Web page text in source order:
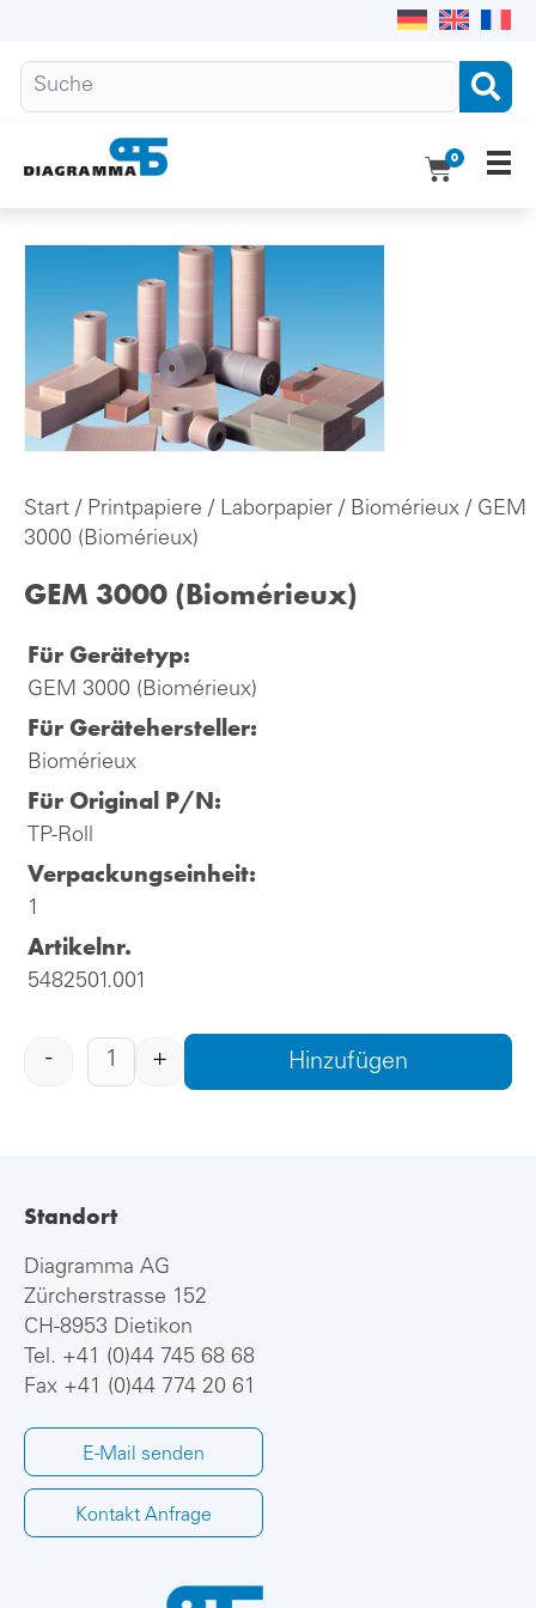
0
Start / Printpapiere / Laborpapier / Biomérieux / GEM
3000 (Biomérieux)
GEM 3000 (Biomérieux)
Für Gerätetyp:
GEM 3000 (Biomérieux)
Für Gerätehersteller:
Biomérieux
Für Original P/N:
TP-Roll
Verpackungseinheit:
1
Artikelnr.
5482501.001
- + Hinzufügen
Standort
Diagramma AG
Zürcherstrasse 152
CH-8953 Dietikon
Tel. +41 (0)44 745 68 68
Fax +41 (0)44 774 20 61
E-Mail senden
Kontakt Anfrage